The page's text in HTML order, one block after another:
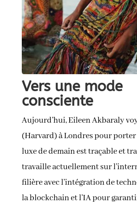
Vers une mode
consciente
Aujourd’hui, Eileen Akbaraly
(Harvard) à Londres pour porter
luxe de demain est traçable et
travaille actuellement sur
filière avec l’intégration de
la blockchain et l’IA pour